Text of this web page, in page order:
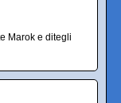
Marok e ditegli